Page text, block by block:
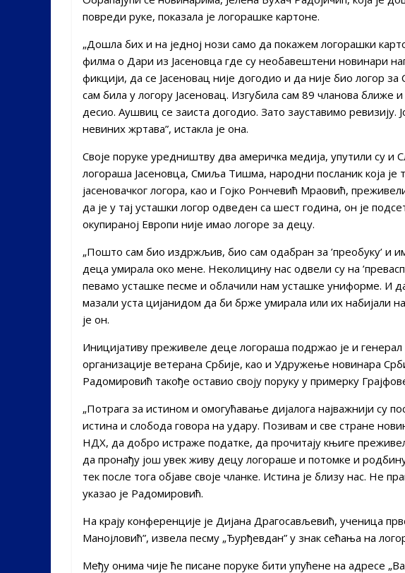
повреди руке, показала је логорашке картоне.
„Дошла бих и на једној нози само да покажем логорашки
филма о Дари из Јасеновца где су необавештени новинари
фикцији, да се Јасеновац није догодио и да није био логор
сам била у логору Јасеновац. Изгубила сам 89 чланова ближе
десио. Аушвиц се заиста догодио. Зато зауставимо
невиних жртава”, истакла је она.
Своје поруке уредништву два америчка медија, упутили су
логораша Јасеновца, Смиља Тишма, народни посланик која је
јасеновачког логора, као и Гојко Рончевић Мраовић,
да је у тај усташки логор одведен са шест година, он је
окупираној Европи није имао логоре за децу.
„Пошто сам био издржљив, био сам одабран за ’преобуку’ и
деца умирала око мене. Неколицину нас одвели су на
певамо усташке песме и облачили нам усташке униформе. И
мазали уста цијанидом да би брже умирала или их набијали
је он.
Иницијативу преживеле деце логораша подржао је и
организације ветерана Србије, као и Удружење новинара
Радомировић такође оставио своју поруку у примерку
„Потрага за истином и омогућавање дијалога најважнији су
истина и слобода говора на удару. Позивам и све стране
НДХ, да добро истраже податке, да прочитају књиге
да пронађу још увек живу децу логораше и потомке и
тек после тога објаве своје чланке. Истина је близу нас. Не
указао је Радомировић.
На крају конференције је Дијана Драгосављевић, ученица
Манојловић”, извела песму „Ђурђевдан” у знак сећања на
Међу онима чије ће писане поруке бити упућене на адресе